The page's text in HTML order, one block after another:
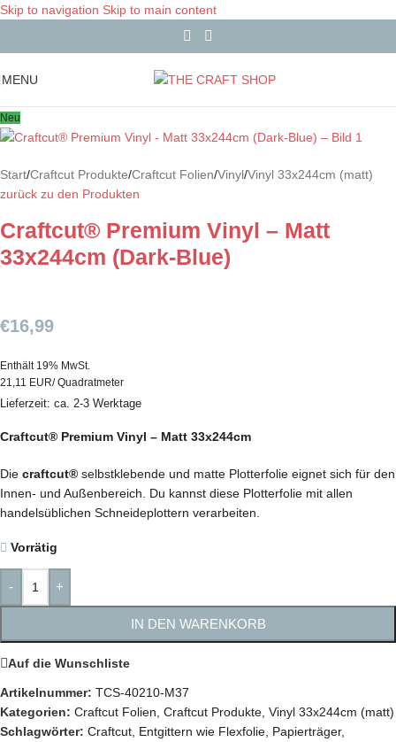
Skip to navigation Skip to main content
MENU
Neu
Start/Craftcut Produkte/Craftcut Folien/Vinyl/Vinyl 33x244cm (matt)
zurück zu den Produkten
Craftcut® Premium Vinyl – Matt
33x244cm (Dark-Blue)
€16,99
Enthält 19% MwSt.
21,11 EUR/ Quadratmeter
Lieferzeit: ca. 2-3 Werktage
Craftcut® Premium Vinyl – Matt 33x244cm
Die craftcut® selbstklebende und matte Plotterfolie eignet sich für den
Innen- und Außenbereich. Du kannst diese Plotterfolie mit allen
handelsüblichen Schneideplottern verarbeiten.
Vorrätig
- +
IN DEN WARENKORB
Auf die Wunschliste
Artikelnummer: TCS-40210-M37
Kategorien: Craftcut Folien, Craftcut Produkte, Vinyl 33x244cm (matt)
Schlagwörter: Craftcut, Entgittern wie Flexfolie, Papierträger,